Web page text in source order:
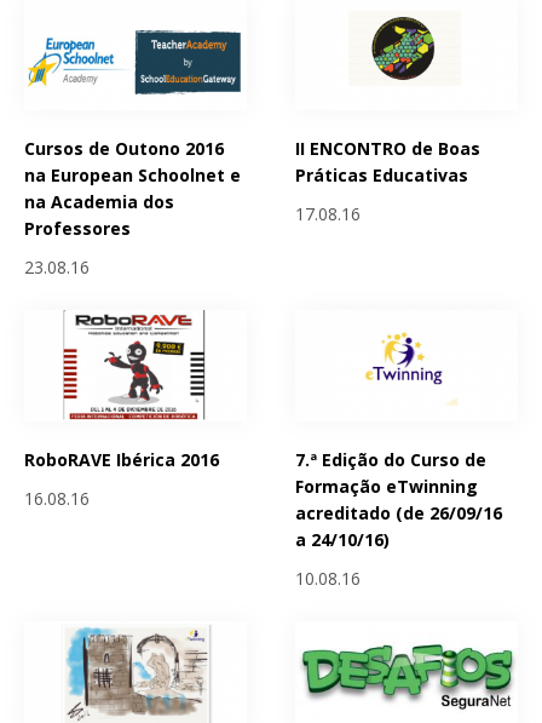
Cursos de Outono 2016
na European Schoolnet e
na Academia dos
Professores
23.08.16
II ENCONTRO de Boas
Práticas Educativas
17.08.16
RoboRAVE Ibérica 2016
16.08.16
7.ª Edição do Curso de
Formação eTwinning
acreditado (de 26/09/16
a 24/10/16)
10.08.16